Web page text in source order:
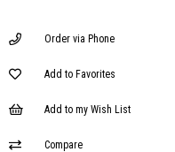
Order via Phone
Add to Favorites
Add to my Wish List
Compare